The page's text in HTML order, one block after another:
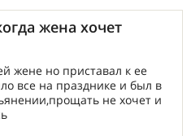
жена хочет
жене но приставал к ее
все на празднике и был в
не хочет и